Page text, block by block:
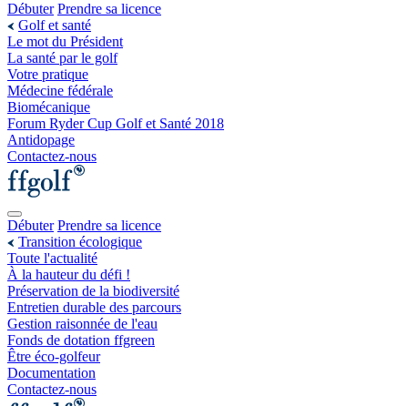
Débuter Prendre sa licence
Golf et santé
Le mot du Président
La santé par le golf
Votre pratique
Médecine fédérale
Biomécanique
Forum Ryder Cup Golf et Santé 2018
Antidopage
Contactez-nous
Débuter Prendre sa licence
Transition écologique
Toute l'actualité
À la hauteur du défi !
Préservation de la biodiversité
Entretien durable des parcours
Gestion raisonnée de l'eau
Fonds de dotation ffgreen
Être éco-golfeur
Documentation
Contactez-nous